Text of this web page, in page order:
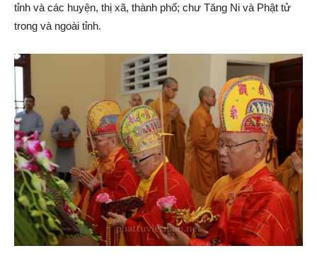
tỉnh và các huyện, thị xã, thành phố; chư Tăng Ni và Phật tử
trong và ngoài tỉnh.